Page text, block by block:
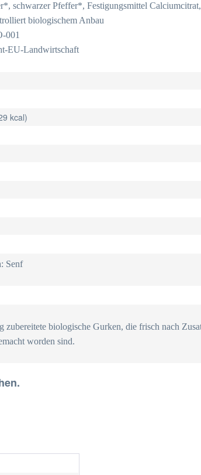
schwarzer Pfeffer*, Festigungsmittel
biologischem Anbau
001
EU-Landwirtschaft
kcal)
Senf
zubereitete biologische Gurken, die frisch nach
worden sind.